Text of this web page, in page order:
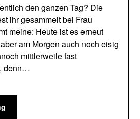
den ganzen Tag? Die
ihr gesammelt bei Frau
meine: Heute ist es erneut
am Morgen auch noch eisig
mittlerweile fast
denn…